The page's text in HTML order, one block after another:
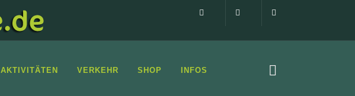
Impressum0160 99873408
AKTIVITÄTEN VERKEHR SHOP INFOS